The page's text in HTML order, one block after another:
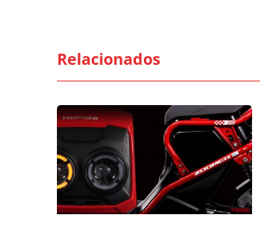
Relacionados